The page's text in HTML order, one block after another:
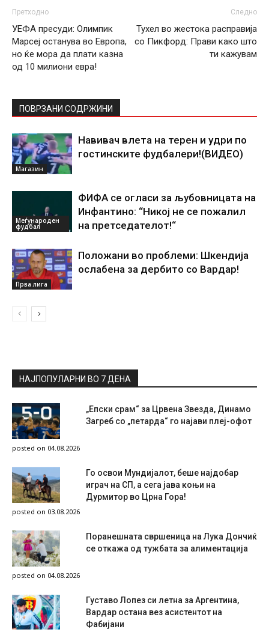
Претходно
УЕФА пресуди: Олимпик
Марсеј останува во Европа,
но ќе мора да плати казна
од 10 милиони евра!
Следно
Тухел во жестока расправија
со Пикфорд: Прави како што
ти кажувам
ПОВРЗАНИ СОДРЖИНИ
Магазин
Навивач влета на терен и удри по
гостинските фудбалери!(ВИДЕО)
Меѓународен
фудбал
ФИФА се огласи за љубовницата на
Инфантино: “Никој не се пожалил
на претседателот!“
Прва лига
Положани во проблеми: Шкендија
ослабена за дербито со Вардар!
НАЈПОПУЛАРНИ ВО 7 ДЕНА
„Епски срам“ за Црвена Звезда, Динамо
Загреб со „петарда“ го најави плеј-офот
posted on 04.08.2026
Го освои Мундијалот, беше најдобар
играч на СП, а сега јава коњи на
Дурмитор во Црна Гора!
posted on 03.08.2026
Поранешната свршеница на Лука Дончиќ
се откажа од тужбата за алиментација
posted on 04.08.2026
Густаво Лопез си летна за Аргентина,
Вардар остана вез асистентот на
Фабијани